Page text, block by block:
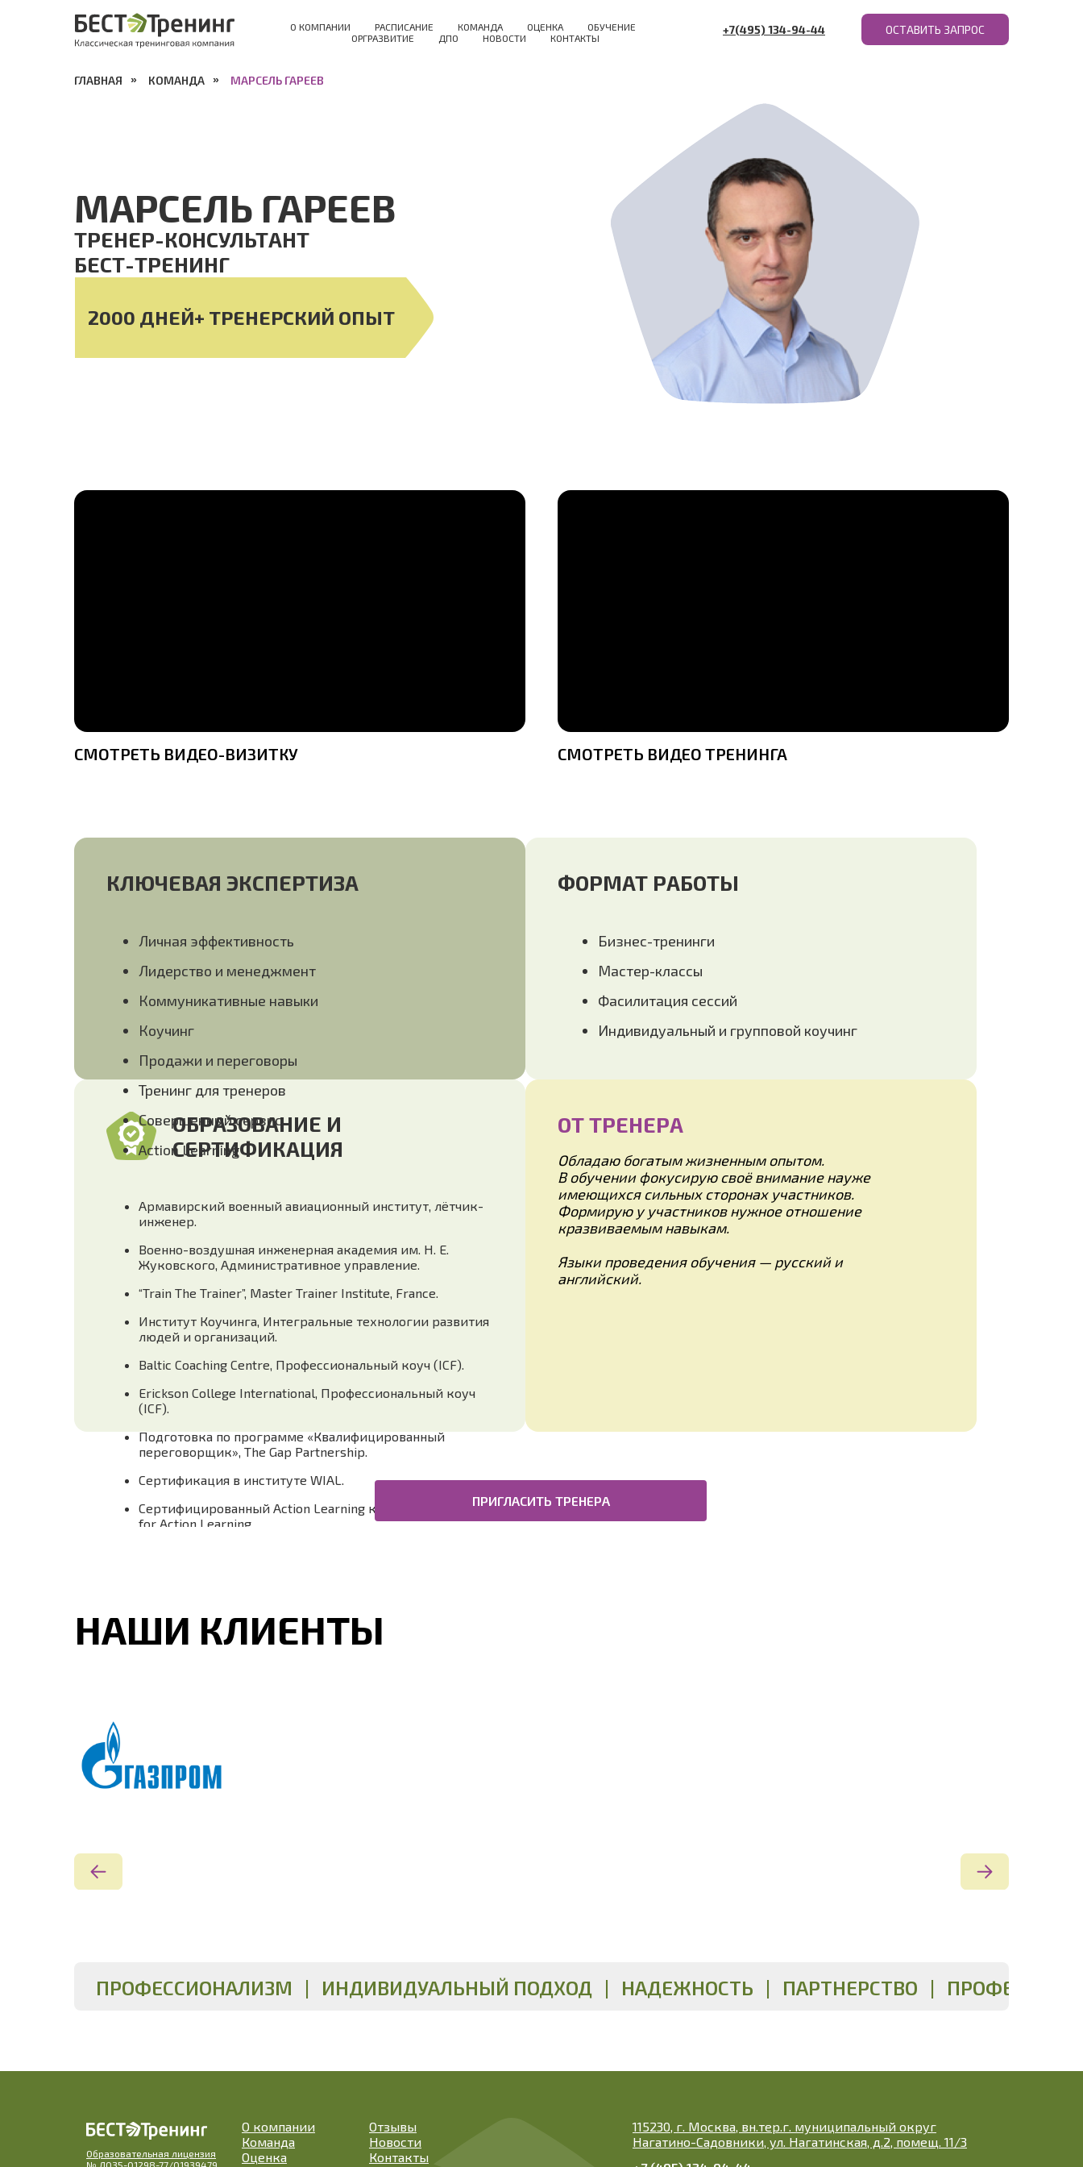
О КОМПАНИИ РАСПИСАНИЕ КОМАНДА ОЦЕНКА
ОБУЧЕНИЕ
ОРГРАЗВИТИЕ
ДПО НОВОСТИ КОНТАКТЫ
+7(495) 134-94-44 ОСТАВИТЬ ЗАПРОС
ГЛАВНАЯ » КОМАНДА » МАРСЕЛЬ ГАРЕЕВ
МАРСЕЛЬ ГАРЕЕВ
ТРЕНЕР-КОНСУЛЬТАНТ
БЕСТ-ТРЕНИНГ
2000 ДНЕЙ+ ТРЕНЕРСКИЙ ОПЫТ
СМОТРЕТЬ ВИДЕО-ВИЗИТКУ СМОТРЕТЬ ВИДЕО ТРЕНИНГА
КЛЮЧЕВАЯ ЭКСПЕРТИЗА
Личная эффективность
Лидерство и менеджмент
Коммуникативные навыки
Коучинг
Продажи и переговоры
Тренинг для тренеров
Совершенный сервис
Action Learning
ФОРМАТ РАБОТЫ
Бизнес-тренинги
Мастер-классы
Фасилитация сессий
Индивидуальный и групповой коучинг
ОБРАЗОВАНИЕ И
СЕРТИФИКАЦИЯ
Армавирский военный авиационный институт, лётчик-
инженер.
Военно-воздушная инженерная академия им. Н. Е.
Жуковского, Административное управление.
“Train The Trainer”, Master Trainer Institute, France.
Институт Коучинга, Интегральные технологии развития
людей и организаций.
Baltic Coaching Centre, Профессиональный коуч (ICF).
Erickson College International, Профессиональный коуч
(ICF).
Подготовка по программе «Квалифицированный
переговорщик», The Gap Partnership.
Сертификация в институте WIAL.
Сертифицированный Action Learning коуч, World Institute
for Action Learning.
ОТ ТРЕНЕРА
Обладаю богатым жизненным опытом.
В обучении фокусирую своё внимание науже
имеющихся сильных сторонах участников.
Формирую у участников нужное отношение
кразвиваемым навыкам.
Языки проведения обучения — русский и
английский.
ПРИГЛАСИТЬ ТРЕНЕРА
НАШИ КЛИЕНТЫ
ПРОФЕССИОНАЛИЗМ | ИНДИВИДУАЛЬНЫЙ ПОДХОД | НАДЕЖНОСТЬ | ПАРТНЕРСТВО |
115230, г. Москва, вн.тер.г. муниципальный округ
Нагатино-Садовники, ул. Нагатинская, д.2, помещ. 11/3
Образовательная лицензия
№ Л035-01298-77/01939479
Отзывы
Новости
Контакты
О компании
Команда
Оценка